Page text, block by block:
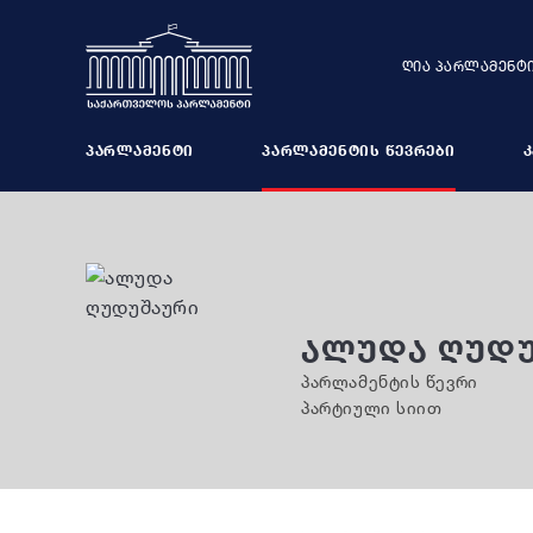
ᲦᲘᲐ
ᲞᲐᲠᲚᲐᲛᲔᲜᲢᲘ ᲞᲐᲠᲚᲐᲛᲔᲜᲢᲘᲡ ᲬᲔᲕᲠᲔᲑᲘ
ᲐᲚᲣᲓᲐ
პარლამენტის წევრი
პარტიული სიით